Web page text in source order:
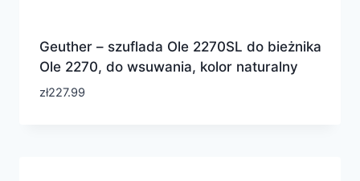
Geuther – szuflada Ole 2270SL do bieżnika
Ole 2270, do wsuwania, kolor naturalny
zł227.99